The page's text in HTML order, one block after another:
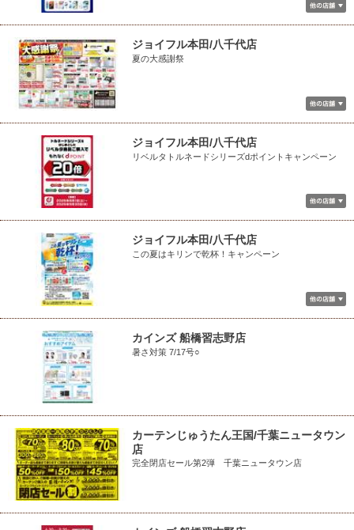
ジョイフル本田/八千代店
夏の大感謝祭
ジョイフル本田/八千代店
リベルタトルネードシリーズdポイントキャンペーン
ジョイフル本田/八千代店
この夏はキリンで乾杯！キャンペーン
カインズ 船橋習志野店
暑さ対策 7/17号○
カーテンじゅうたん王国/千葉ニュータウン
店
完全閉店セール第2弾 千葉ニュータウン店